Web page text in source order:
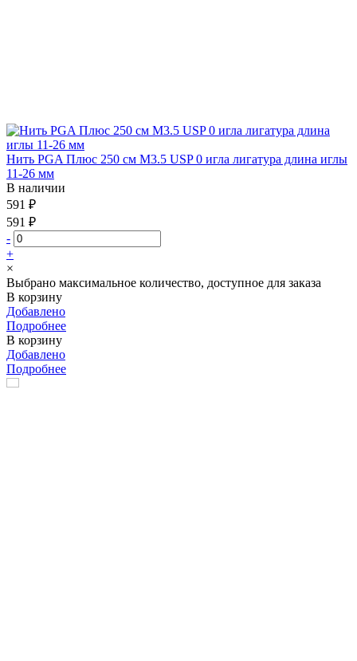
Нить PGA Плюс 250 см М3.5 USP 0 игла лигатура длина иглы
11-26 мм
В наличии
591 ₽
591 ₽
-
+
×
Выбрано максимальное количество, доступное для заказа
В корзину
Добавлено
Подробнее
В корзину
Добавлено
Подробнее